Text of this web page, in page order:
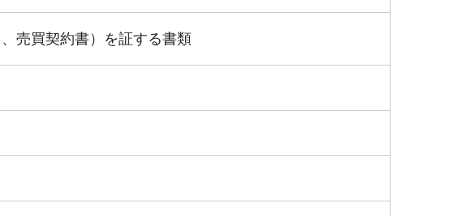
売買契約書）を証する書類